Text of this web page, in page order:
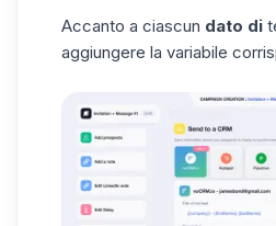
Accanto a ciascun dato di
aggiungere la variabile